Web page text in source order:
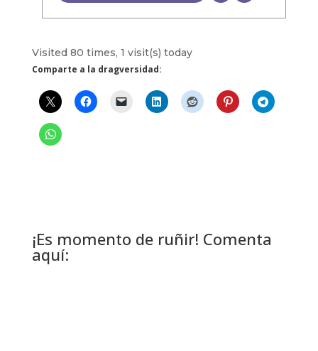
Visited 80 times, 1 visit(s) today
Comparte a la dragversidad:
¡Es momento de ruñir! Comenta
aquí: